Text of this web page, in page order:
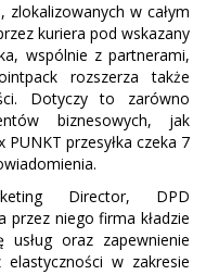
w całym
kuriera pod wskazany
wspólnie z partnerami,
rozszerza także
Dotyczy to zarówno
biznesowych, jak
przesyłka czeka 7
Director, DPD
przez niego firma kładzie
usług oraz zapewnienie
elastyczności w zakresie